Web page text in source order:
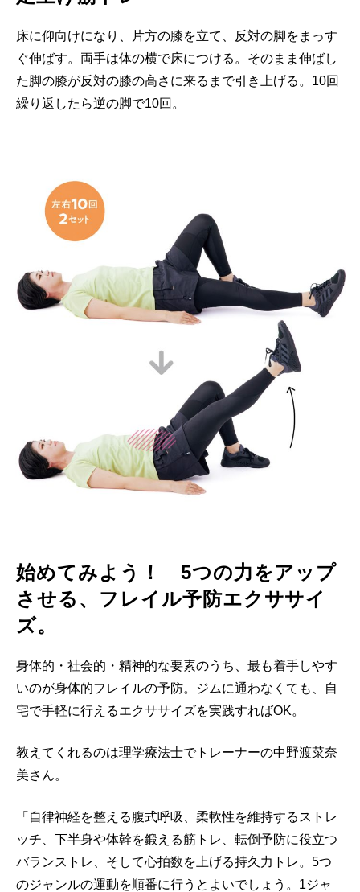
床に仰向けになり、片方の膝を立て、反対の脚をまっす
ぐ伸ばす。両手は体の横で床につける。そのまま伸ばし
た脚の膝が反対の膝の高さに来るまで引き上げる。10回
繰り返したら逆の脚で10回。
始めてみよう！ 5つの力をアップ
させる、フレイル予防エクササイ
ズ。
身体的・社会的・精神的な要素のうち、最も着手しやす
いのが身体的フレイルの予防。ジムに通わなくても、自
宅で手軽に行えるエクササイズを実践すればOK。
教えてくれるのは理学療法士でトレーナーの中野渡菜奈
美さん。
「自律神経を整える腹式呼吸、柔軟性を維持するストレ
ッチ、下半身や体幹を鍛える筋トレ、転倒予防に役立つ
バランストレ、そして心拍数を上げる持久力トレ。5つ
のジャンルの運動を順番に行うとよいでしょう。1ジャ